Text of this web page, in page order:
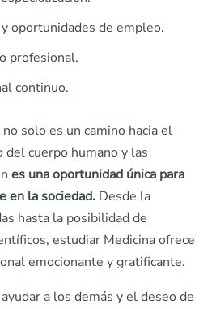
oportunidades de empleo.
profesional.
continuo.
solo es un camino hacia el
cuerpo humano y las
es una oportunidad única para
en la sociedad. Desde la
hasta la posibilidad de
estudiar Medicina ofrece
emocionante y gratificante.
a los demás y el deseo de